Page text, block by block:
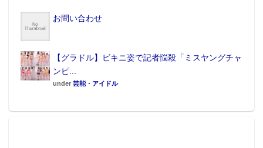
お問い合わせ
【グラドル】ビキニ姿で記者悩殺「ミスヤングチャ
ンピ...
under 芸能・アイドル